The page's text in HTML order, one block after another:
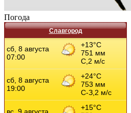
Погода
Славгород